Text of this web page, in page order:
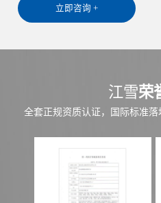
立即咨询 +
江雪荣
全套正规资质认证，国际标准